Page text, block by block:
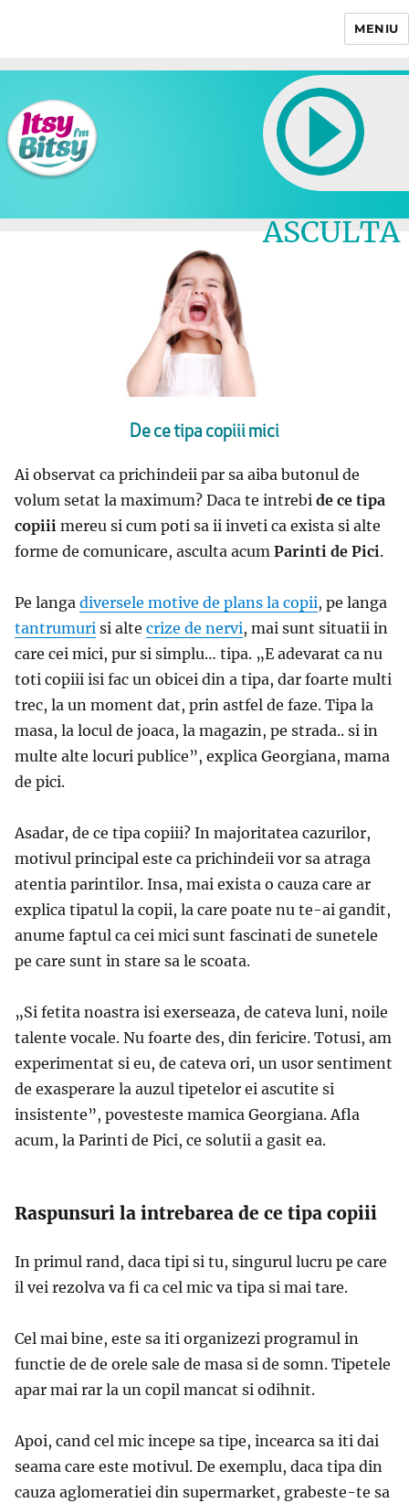
MENIU
ASCULTA
De ce tipa copiii mici
Ai observat ca prichindeii par sa aiba butonul de
volum setat la maximum? Daca te intrebi de ce tipa
copiii mereu si cum poti sa ii inveti ca exista si alte
forme de comunicare, asculta acum Parinti de Pici.
Pe langa diversele motive de plans la copii, pe langa
tantrumuri si alte crize de nervi, mai sunt situatii in
care cei mici, pur si simplu… tipa. „E adevarat ca nu
toti copiii isi fac un obicei din a tipa, dar foarte multi
trec, la un moment dat, prin astfel de faze. Tipa la
masa, la locul de joaca, la magazin, pe strada.. si in
multe alte locuri publice”, explica Georgiana, mama
de pici.
Asadar, de ce tipa copiii? In majoritatea cazurilor,
motivul principal este ca prichindeii vor sa atraga
atentia parintilor. Insa, mai exista o cauza care ar
explica tipatul la copii, la care poate nu te-ai gandit,
anume faptul ca cei mici sunt fascinati de sunetele
pe care sunt in stare sa le scoata.
„Si fetita noastra isi exerseaza, de cateva luni, noile
talente vocale. Nu foarte des, din fericire. Totusi, am
experimentat si eu, de cateva ori, un usor sentiment
de exasperare la auzul tipetelor ei ascutite si
insistente”, povesteste mamica Georgiana. Afla
acum, la Parinti de Pici, ce solutii a gasit ea.
Raspunsuri la intrebarea de ce tipa copiii
In primul rand, daca tipi si tu, singurul lucru pe care
il vei rezolva va fi ca cel mic va tipa si mai tare.
Cel mai bine, este sa iti organizezi programul in
functie de de orele sale de masa si de somn. Tipetele
apar mai rar la un copil mancat si odihnit.
Apoi, cand cel mic incepe sa tipe, incearca sa iti dai
seama care este motivul. De exemplu, daca tipa din
cauza aglomeratiei din supermarket, grabeste-te sa